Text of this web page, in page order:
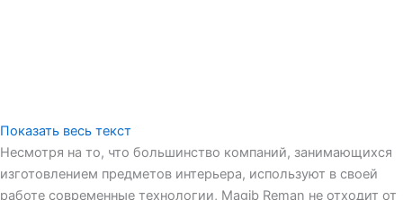
Показать весь текст
Несмотря на то, что большинство компаний, занимающихся
изготовлением предметов интерьера, используют в своей
работе современные технологии, Magib Reman не отходит от